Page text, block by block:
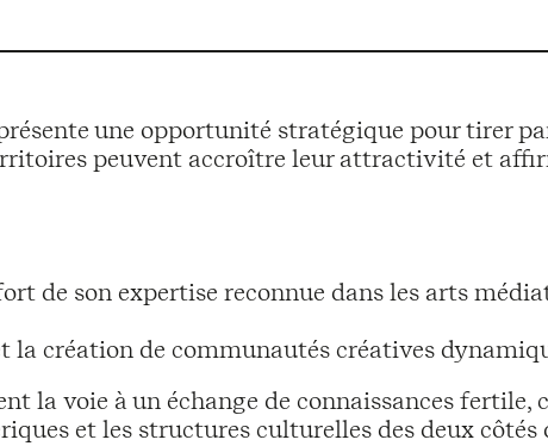
une opportunité stratégique pour tirer
peuvent accroître leur attractivité et
de son expertise reconnue dans les arts
la création de communautés créatives
la voie à un échange de connaissances
et les structures culturelles des deux